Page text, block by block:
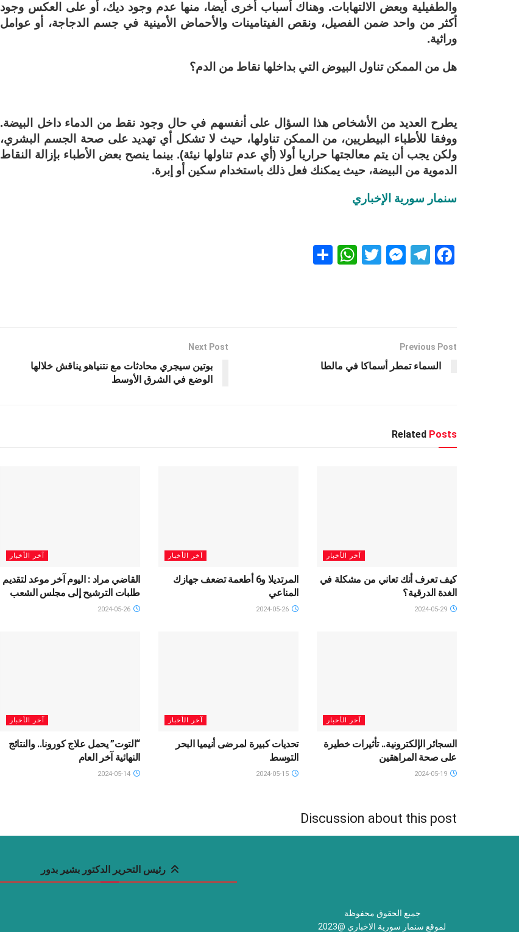
والطفيلية وبعض الالتهابات. وهناك أسباب أخرى أيضا، منها عدم وجود ديك، أو على العكس وجود
أكثر من واحد ضمن الفصيل، ونقص الفيتامينات والأحماض الأمينية في جسم الدجاجة، أو عوامل
وراثية.
هل من الممكن تناول البيوض التي بداخلها نقاط من الدم؟
يطرح العديد من الأشخاص هذا السؤال على أنفسهم في حال وجود نقط من الدماء داخل البيضة.
ووفقا للأطباء البيطريين، من الممكن تناولها، حيث لا تشكل أي تهديد على صحة الجسم البشري،
ولكن يجب أن يتم معالجتها حراريا أولا (أي عدم تناولها نيئة). بينما ينصح بعض الأطباء بإزالة النقاط
الدموية من البيضة، حيث يمكنك فعل ذلك باستخدام سكين أو إبرة.
سنمار سورية الإخباري
F
o
k
T
m
M
T
W
p
Previous Post
السماء تمطر أسماكا في مالطا
Next Post
بوتين سيجري محادثات مع نتنياهو يناقش خلالها
الوضع في الشرق الأوسط
Related Posts
آخر الأخبار
كيف تعرف أنك تعاني من مشكلة في
الغدة الدرقية؟
آخر الأخبار
المرتديلا و6 أطعمة تضعف جهازك
المناعي
آخر الأخبار
القاضي مراد : اليوم آخر موعد لتقديم
طلبات الترشيح إلى مجلس الشعب
آخر الأخبار
السجائر الإلكترونية.. تأثيرات خطيرة
على صحة المراهقين
آخر الأخبار
تحديات كبيرة لمرضى أنيميا البحر
التوسط
آخر الأخبار
“التوت” يحمل علاج كورونا.. والنتائج
النهائية آخر العام
Discussion about this post
رئيس التحرير الدكتور بشير بدور
جميع الحقوق محفوظة
لموقع سنمار سورية الاخباري @2023